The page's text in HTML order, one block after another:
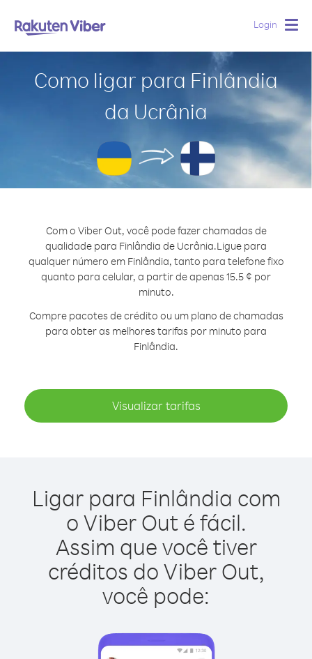
Login
Como ligar para Finlândia
da Ucrânia
Com o Viber Out, você pode fazer chamadas de
qualidade para Finlândia de Ucrânia.Ligue para
qualquer número em Finlândia, tanto para telefone fixo
quanto para celular, a partir de apenas 15.5 ¢ por
minuto.
Compre pacotes de crédito ou um plano de chamadas
para obter as melhores tarifas por minuto para
Finlândia.
Visualizar tarifas
Ligar para Finlândia com
o Viber Out é fácil.
Assim que você tiver
créditos do Viber Out,
você pode: